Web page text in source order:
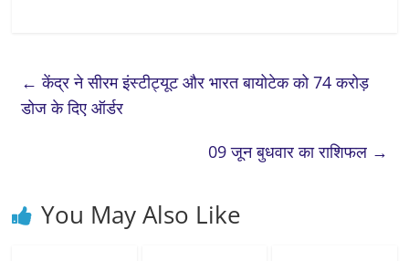
← केंद्र ने सीरम इंस्टीट्यूट और भारत बायोटेक को 74 करोड़
डोज के दिए ऑर्डर
09 जून बुधवार का राशिफल →
You May Also Like